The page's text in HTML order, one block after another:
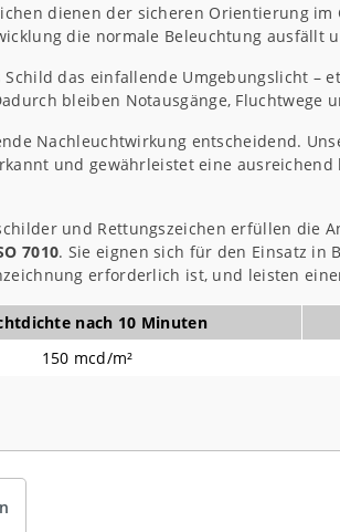
dienen der sicheren Orientierung
die normale Beleuchtung ausfällt
das einfallende Umgebungslicht –
bleiben Notausgänge,
Nachleuchtwirkung entscheidend.
und gewährleistet eine
und Rettungszeichen erfüllen die
7010. Sie eignen sich für den Einsatz in
erforderlich ist, und leisten
nach 10 Minuten
150 mcd/m²